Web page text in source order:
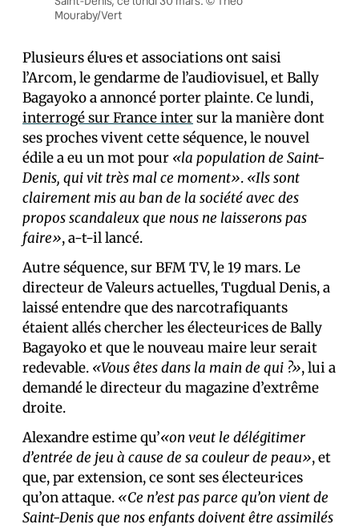
Mouraby/Vert
Plusieurs élu·es et associations ont saisi
l’Arcom, le gendarme de l’audiovisuel, et Bally
Bagayoko a annoncé porter plainte. Ce lundi,
interrogé sur France intersur la manière dont
ses proches vivent cette séquence, le nouvel
édile a eu un mot pour «la population de Saint-
Denis, qui vit très mal ce moment». «Ils sont
clairement mis au ban de la société avec des
propos scandaleux que nous ne laisserons pas
faire», a-t-il lancé.
Autre séquence, sur BFM TV, le 19 mars. Le
directeur de Valeurs actuelles, Tugdual Denis, a
laissé entendre que des narcotrafiquants
étaient allés chercher les électeur·ices de Bally
Bagayoko et que le nouveau maire leur serait
redevable. «Vous êtes dans la main de qui ?», lui a
demandé le directeur du magazine d’extrême
droite.
Alexandre estime qu’«on veut le délégitimer
d’entrée de jeu à cause de sa couleur de peau», et
que, par extension, ce sont ses électeur·ices
qu’on attaque. «Ce n’est pas parce qu’on vient de
Saint-Denis que nos enfants doivent être assimilés